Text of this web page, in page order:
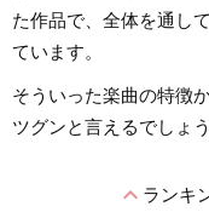
た作品で、全体を通し
ています。
そういった楽曲の特徴
ツグンと言えるでしょう
expand_lessランキ